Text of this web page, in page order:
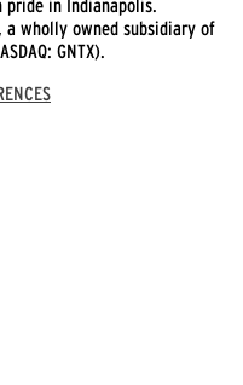
pride in Indianapolis.
a wholly owned subsidiary of
GNTX).